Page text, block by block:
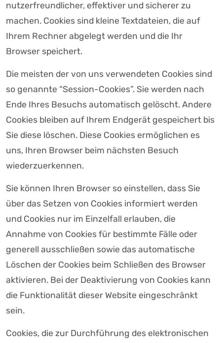
nutzerfreundlicher, effektiver und sicherer zu
machen. Cookies sind kleine Textdateien, die auf
Ihrem Rechner abgelegt werden und die Ihr
Browser speichert.
Die meisten der von uns verwendeten Cookies sind
so genannte “Session-Cookies”. Sie werden nach
Ende Ihres Besuchs automatisch gelöscht. Andere
Cookies bleiben auf Ihrem Endgerät gespeichert bis
Sie diese löschen. Diese Cookies ermöglichen es
uns, Ihren Browser beim nächsten Besuch
wiederzuerkennen.
Sie können Ihren Browser so einstellen, dass Sie
über das Setzen von Cookies informiert werden
und Cookies nur im Einzelfall erlauben, die
Annahme von Cookies für bestimmte Fälle oder
generell ausschließen sowie das automatische
Löschen der Cookies beim Schließen des Browser
aktivieren. Bei der Deaktivierung von Cookies kann
die Funktionalität dieser Website eingeschränkt
sein.
Cookies, die zur Durchführung des elektronischen